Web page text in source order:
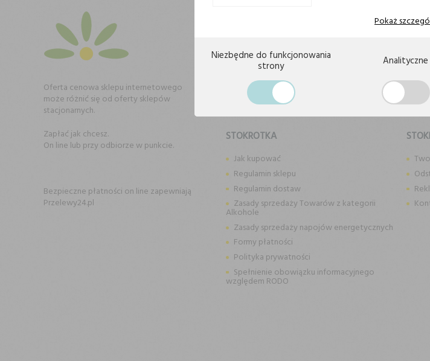
Oferta cenowa sklepu internetowego
może różnić się od oferty sklepów
stacjonarnych.
Zapłać jak chcesz.
On line lub przy odbiorze w punkcie.
Bezpieczne płatności on line zapewniają
Przelewy24.pl
STOKROTKA
Jak kupować
Regulamin sklepu
Regulamin dostaw
Zasady sprzedaży Towarów z kategorii
Alkohole
Zasady sprzedaży napojów energetycznych
Formy płatności
Polityka prywatności
Spełnienie obowiązku informacyjnego
względem RODO
Pokaż
Niezbędne do funkcjonowania
strony
Analityczne